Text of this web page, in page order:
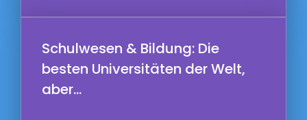
Schulwesen & Bildung: Die
besten Universitäten der Welt,
aber...